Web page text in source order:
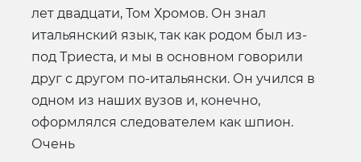
лет двадцати, Том Хромов. Он знал
итальянский язык, так как родом был из-
под Триеста, и мы в основном говорили
друг с другом по-итальянски. Он учился в
одном из наших вузов и, конечно,
оформлялся следователем как шпион.
Очень